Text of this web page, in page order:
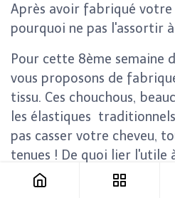
Après avoir fabriqué votre
pourquoi ne pas l'assortir
Pour cette 8ème semaine
vous proposons de
tissu. Ces chouchous,
les élastiques
pas casser votre cheveu,
tenues ! De quoi lier l'utile
Pour fabriquer votre